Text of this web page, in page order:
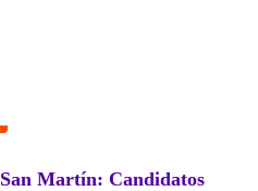
Martín: Candidatos